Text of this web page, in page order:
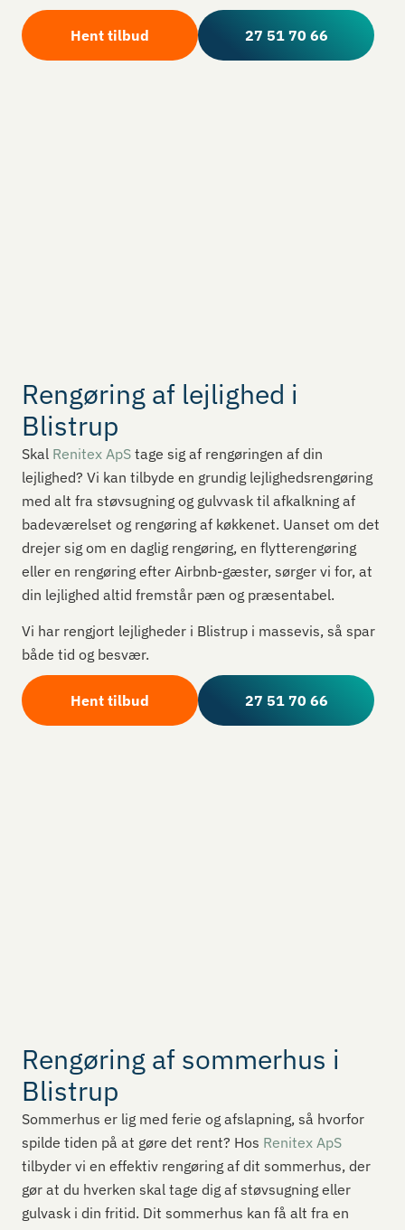
Hent tilbud 27 51 70 66
Rengøring af lejlighed i
Blistrup
Skal Renitex ApS tage sig af rengøringen af din
lejlighed? Vi kan tilbyde en grundig lejlighedsrengøring
med alt fra støvsugning og gulvvask til afkalkning af
badeværelset og rengøring af køkkenet. Uanset om det
drejer sig om en daglig rengøring, en flytterengøring
eller en rengøring efter Airbnb-gæster, sørger vi for, at
din lejlighed altid fremstår pæn og præsentabel.
Vi har rengjort lejligheder i Blistrup i massevis, så spar
både tid og besvær.
Hent tilbud 27 51 70 66
Rengøring af sommerhus i
Blistrup
Sommerhus er lig med ferie og afslapning, så hvorfor
spilde tiden på at gøre det rent? Hos Renitex ApS
tilbyder vi en effektiv rengøring af dit sommerhus, der
gør at du hverken skal tage dig af støvsugning eller
gulvask i din fritid. Dit sommerhus kan få alt fra en